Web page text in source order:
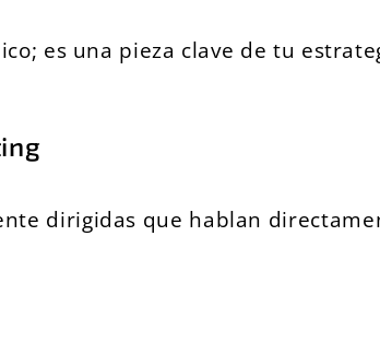
es una pieza clave de tu
dirigidas que hablan